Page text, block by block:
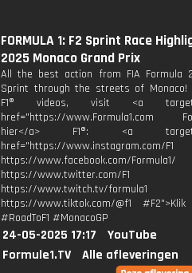
FORMULA 1: F2 Sprint Race
2025 Monaco Grand Prix
All the best action from FIA Formula
Sprint through the streets of Monaco!
F1® videos, visit <a
href="https://www.Formula1.com
hier</a> F1®: <a
href="https://www.instagram.com/F1
https://www.facebook.com/Formula1/
https://www.twitter.com/F1
https://www.twitch.tv/formula1
https://www.tiktok.com/@f1
#RoadToF1 #MonacoGP
24-05-2025 17:17
YouTube
Formule1.TV
Alle afleveringen